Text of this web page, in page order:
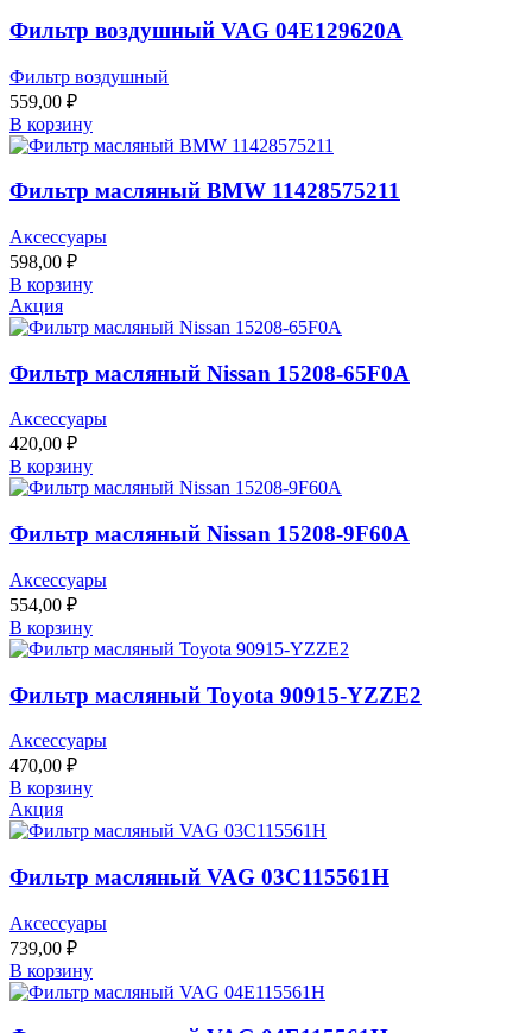
Фильтр воздушный VAG 04E129620A
Фильтр воздушный
559,00 ₽
В корзину
Фильтр масляный BMW 11428575211
Аксессуары
598,00 ₽
В корзину
Акция
Фильтр масляный Nissan 15208-65F0A
Аксессуары
420,00 ₽
В корзину
Фильтр масляный Nissan 15208-9F60A
Аксессуары
554,00 ₽
В корзину
Фильтр масляный Toyota 90915-YZZE2
Аксессуары
470,00 ₽
В корзину
Акция
Фильтр масляный VAG 03C115561H
Аксессуары
739,00 ₽
В корзину